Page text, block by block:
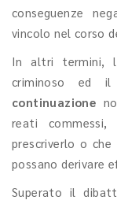
conseguenze
vincolo nel corso
In altri termini,
criminoso ed il
continuazione
reati
prescriverlo o
possano derivare
Superato il